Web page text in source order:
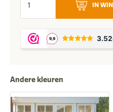
Square
loungeset
sooty
aantal
IN
Andere kleuren